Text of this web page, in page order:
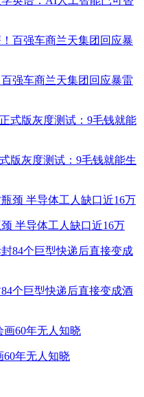
强车商兰天集团回应暴雷
版灰度测试：9毛钱就能生
半导体工人缺口近16万
个巨型快递后直接变成酒
60年无人知晓